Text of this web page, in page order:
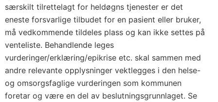
e
–
k
r
i
særskilt tilrettelagt for heldøgns tjenester er det
eneste forsvarlige tilbudet for en pasient eller bruker,
må vedkommende tildeles plass og kan ikke settes på
venteliste. Behandlende leges
vurderinger/erklæring/epikrise etc. skal sammen med
andre relevante opplysninger vektlegges i den helse-
og omsorgsfaglige vurderingen som kommunen
foretar og være en del av beslutningsgrunnlaget. Se